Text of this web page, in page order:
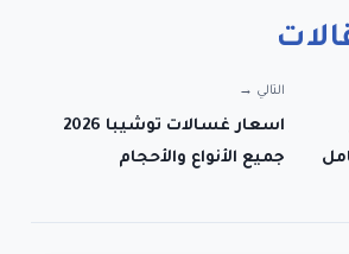
التالي →
اسعار غسالات توشيبا 2026
جميع الأنواع والأحجام